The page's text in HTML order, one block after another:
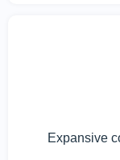
Expansive